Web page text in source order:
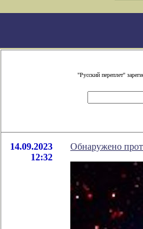
"Русский переплет"
14.09.2023
12:32
Обнаружено